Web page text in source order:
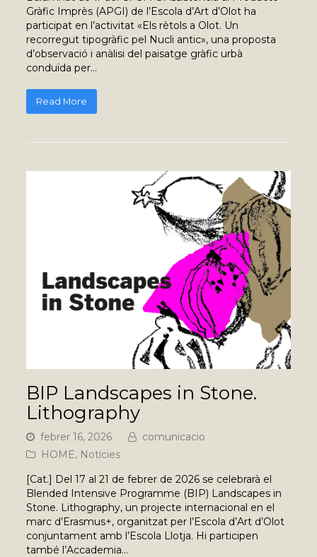
Gràfic Imprès (APGI) de l’Escola d’Art d’Olot ha
participat en l’activitat «Els rètols a Olot. Un
recorregut tipogràfic pel Nucli antic», una proposta
d’observació i anàlisi del paisatge gràfic urbà
conduïda per…
Read More
BIP Landscapes in Stone.
Lithography
febrer 16, 2026
comunicacio
HOME, Notícies
[Cat.] Del 17 al 21 de febrer de 2026 se celebrarà el
Blended Intensive Programme (BIP) Landscapes in
Stone. Lithography, un projecte internacional en el
marc d’Erasmus+, organitzat per l’Escola d’Art d’Olot
conjuntament amb l’Escola Llotja. Hi participen
també l’Accademia…